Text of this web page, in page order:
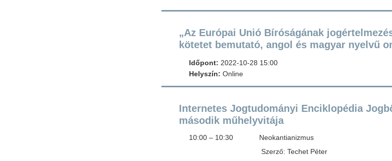
„Az Európai Unió Bíróságának
kötetet bemutató, angol és magyar nyelvű
Időpont: 2022-10-28 15:00
Helyszín: Online
Internetes Jogtudományi Enciklopédia
második műhelyvitája
10:00 – 10:30 Neokantianizmus
Szerző: Techet Péter